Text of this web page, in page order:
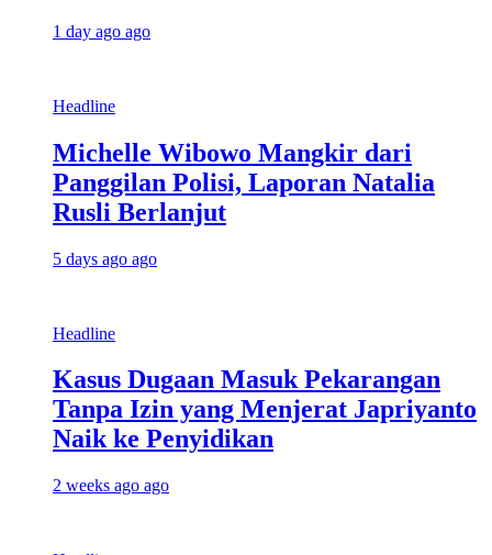
1 day ago ago
Headline
Michelle Wibowo Mangkir dari
Panggilan Polisi, Laporan Natalia
Rusli Berlanjut
5 days ago ago
Headline
Kasus Dugaan Masuk Pekarangan
Tanpa Izin yang Menjerat Japriyanto
Naik ke Penyidikan
2 weeks ago ago